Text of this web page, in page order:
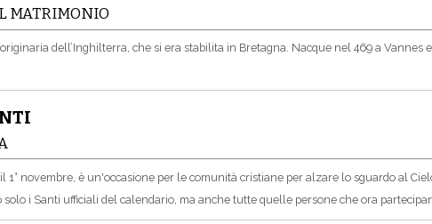
MATRIMONIO
dell’Inghilterra, che si era stabilita in Bretagna. Nacque nel 469 a Vannes
1° novembre, è un'occasione per le comunità cristiane per alzare lo sguardo al
i Santi ufficiali del calendario, ma anche tutte quelle persone che ora